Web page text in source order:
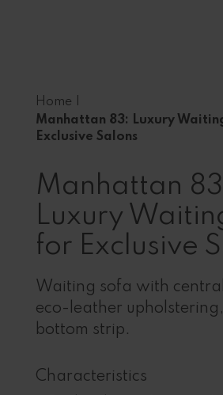
Home |
Manhattan 83: Luxury
Exclusive Salons
Manhattan
Luxury
for Exclusive
Waiting sofa with
eco-leather
bottom strip.
Characteristics